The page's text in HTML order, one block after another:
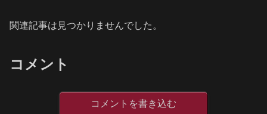
関連記事は見つかりませんでした。
コメント
コメントを書き込む